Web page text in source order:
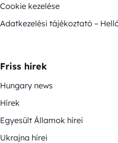
Cookie kezelése
Adatkezelési tájékoztató –
Friss hírek
Hungary news
Hírek
Egyesült Államok hírei
Ukrajna hírei